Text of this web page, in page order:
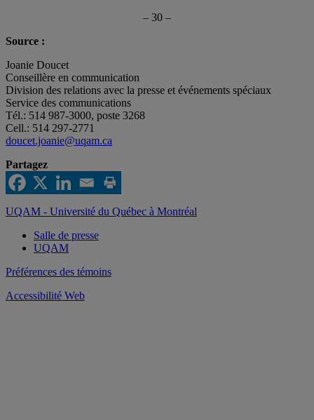
– 30 –
Source :
Joanie Doucet
Conseillère en communication
Division des relations avec la presse et événements spéciaux
Service des communications
Tél.: 514 987-3000, poste 3268
Cell.: 514 297-2771
doucet.joanie@uqam.ca
Partagez
UQAM - Université du Québec à Montréal
Salle de presse
UQAM
Préférences des témoins
Accessibilité Web